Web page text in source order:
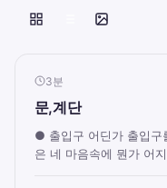
3분
문,계단
● 출입구 어딘가 출입구
은 네 마음속에 뭔가 어